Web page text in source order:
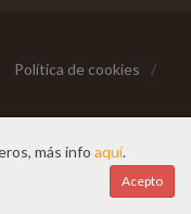
Política de cookies
/
más info aquí.
Acepto